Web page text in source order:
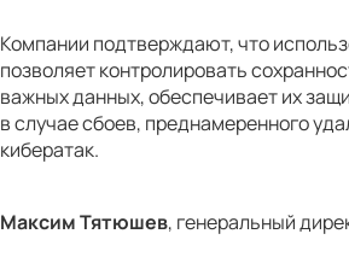
Компании подтверждают, что
позволяет контролировать
важных данных, обеспечивает их
в случае сбоев, преднамеренного
кибератак.
Максим Тятюшев, генеральный